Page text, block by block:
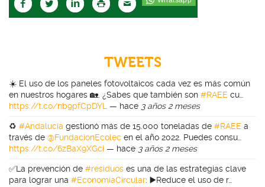
TWEETS
☀️ El uso de los paneles fotovoltaicos cada vez es más común
en nuestros hogares 🏡. ¿Sabes que también son #RAEE cu…
https://t.co/nb9pfCpDYL
— hace 3 años 2 meses
♻️ #Andalucía gestionó más de 15.000 toneladas de #RAEE a
través de @FundacionEcolec en el año 2022. Puedes consu…
https://t.co/6zBaX9XGci — hace 3 años 2 meses
✅La prevención de #residuos es una de las estrategias clave
para lograr una #EconomíaCircular: ▶️Reduce el uso de r…